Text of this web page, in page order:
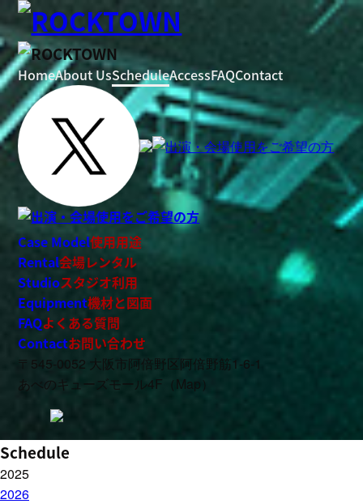
HomeAbout UsScheduleAccessFAQContact
Case Model使用用途
Rental会場レンタル
Studioスタジオ利用
Equipment機材と図面
FAQよくある質問
Contactお問い合わせ
〒545-0052 大阪市阿倍野区阿倍野筋1-6-1
あべのキューズモール4F（Map）
Schedule
2025
2026